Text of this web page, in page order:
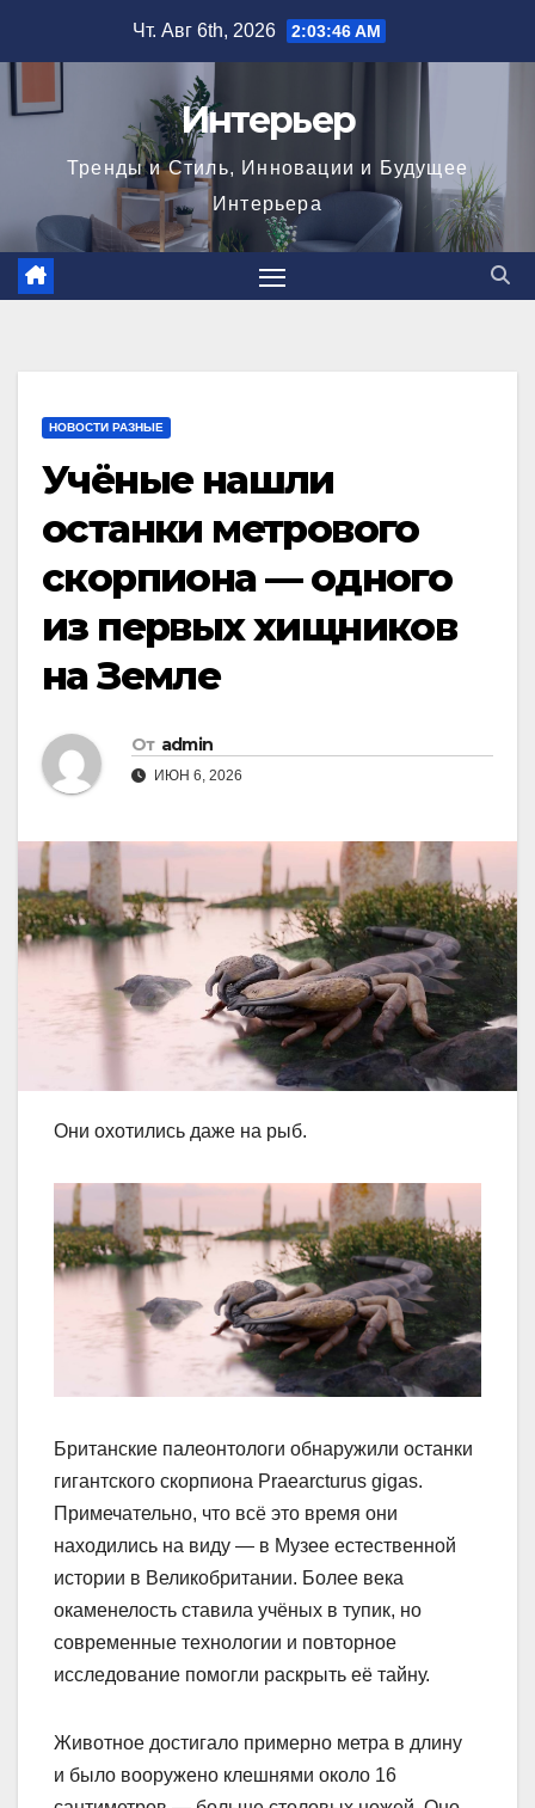
Чт. Авг 6th, 2026 2:03:47 AM
Интерьер
Тренды и Стиль, Инновации и Будущее
Интерьера
НОВОСТИ РАЗНЫЕ
Учёные нашли
останки метрового
скорпиона — одного
из первых хищников
на Земле
От admin
ИЮН 6, 2026
Они охотились даже на рыб.
Британские палеонтологи обнаружили останки
гигантского скорпиона Praearcturus gigas.
Примечательно, что всё это время они
находились на виду — в Музее естественной
истории в Великобритании. Более века
окаменелость ставила учёных в тупик, но
современные технологии и повторное
исследование помогли раскрыть её тайну.
Животное достигало примерно метра в длину
и было вооружено клешнями около 16